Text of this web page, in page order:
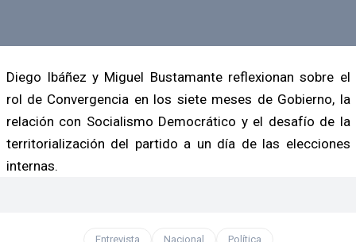
Diego Ibáñez y Miguel Bustamante reflexionan sobre el
rol de Convergencia en los siete meses de Gobierno, la
relación con Socialismo Democrático y el desafío de la
territorialización del partido a un día de las elecciones
internas.
Entrevista Nacional Política